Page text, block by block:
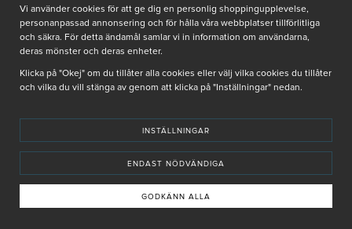
FACE FORMULA
VILKA PRODUKTER ERSÄTTER VARANDRA?
LÄS MER
GUIDER
JULIA, PRODUKTSPECIALIST
2025-05-05 16:39
Vi använder cookies för att ge dig en personlig shoppingupplevelse,
personanpassad annonsering och för hålla våra webbplatser tillförlitliga
och säkra. För detta ändamål samlar vi in information om användarna,
deras mönster och deras enheter.
Klicka på "Okej" om du tillåter alla cookies eller välj vilka cookies du tillåter
och vilka du vill stänga av genom att klicka på "Inställningar" nedan.
INSTÄLLNINGAR
ENDAST NÖDVÄNDIGA
GODKÄNN ALLA